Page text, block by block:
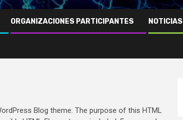
ORGANIZACIONES PARTICIPANTES NOTICIAS
Blog theme. The purpose of this HTML